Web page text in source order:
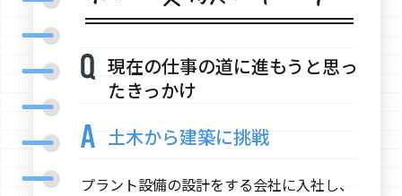
現在の仕事の道に進もうと思っ
たきっかけ
土木から建築に挑戦
プラント設備の設計をする会社に入社し、